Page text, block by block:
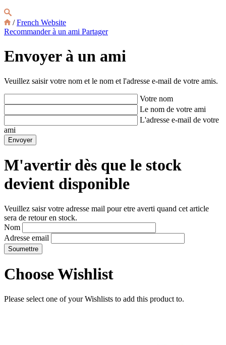
/French Website
Recommander à un ami Partager
Envoyer à un ami
Veuillez saisir votre nom et le nom et l'adresse e-mail de votre amis.
Votre nom
Le nom de votre ami
L'adresse e-mail de votre
ami
M'avertir dès que le stock
devient disponible
Veuillez saisr votre adresse mail pour etre averti quand cet article
sera de retour en stock.
Nom
Adresse email
Choose Wishlist
Please select one of your Wishlists to add this product to.